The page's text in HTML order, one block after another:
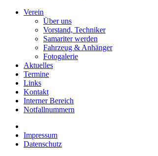
Verein
Über uns
Vorstand, Techniker
Samariter werden
Fahrzeug & Anhänger
Fotogalerie
Aktuelles
Termine
Links
Kontakt
Interner Bereich
Notfallnummern
Impressum
Datenschutz